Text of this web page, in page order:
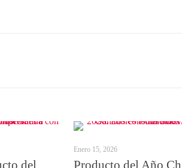
del
Enero 15, 2026
Producto del Año